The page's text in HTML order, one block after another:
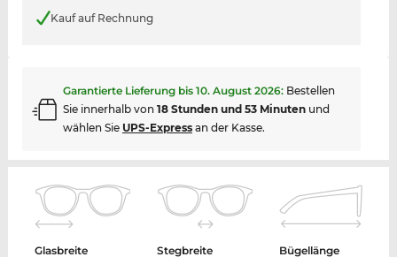
Kauf auf Rechnung
Garantierte Lieferung bis 10. August 2026: Bestellen
Sie innerhalb von 18 Stunden und 53 Minutenund
wählen Sie UPS-Expressan der Kasse.
Glasbreite
Stegbreite
Bügellänge